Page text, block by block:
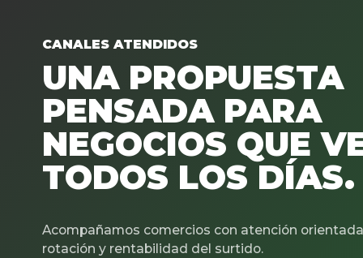
CANALES ATENDIDOS
UNA PROPUESTA
PENSADA PARA
NEGOCIOS QUE
TODOS LOS DÍAS.
Acompañamos comercios con atención
rotación y rentabilidad del surtido.